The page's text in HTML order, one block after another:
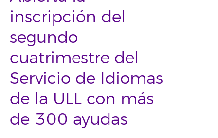
inscripción del
segundo
cuatrimestre del
Servicio de Idiomas
de la ULL con más
de 300 ayudas